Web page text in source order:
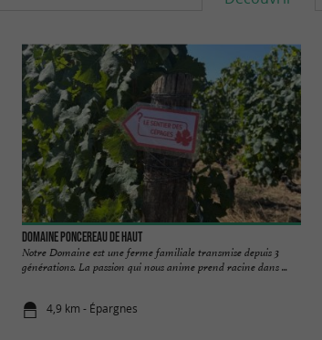
Domaine Poncereau de Haut
Notre Domaine est une ferme familiale transmise depuis 3
générations. La passion qui nous anime prend racine dans ...
4,9 km - Épargnes